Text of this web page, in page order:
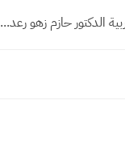
الدكتور حازم زهو رعد...